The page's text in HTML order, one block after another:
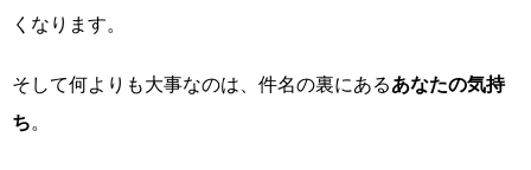
くなります。
そして何よりも大事なのは、件名の裏にあるあなたの気持
ち。